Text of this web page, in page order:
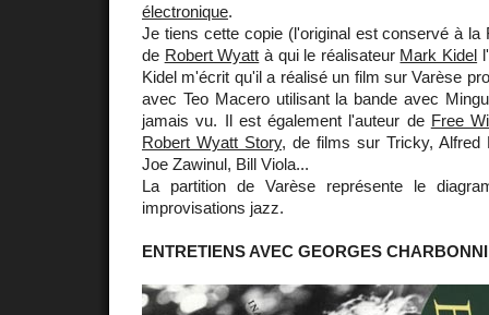
électronique.
Je tiens cette copie (l'original est conservé à la
de Robert Wyatt à qui le réalisateur Mark Kidel
Kidel m'écrit qu'il a réalisé un film sur Varèse
avec Teo Macero utilisant la bande avec
jamais vu. Il est également l'auteur de Free
Robert Wyatt Story, de films sur Tricky, Alfred
Joe Zawinul, Bill Viola...
La partition de Varèse représente le
improvisations jazz.
ENTRETIENS AVEC GEORGES